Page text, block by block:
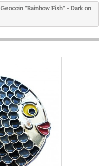
Geocoin "Rainbow Fish" - Dark on